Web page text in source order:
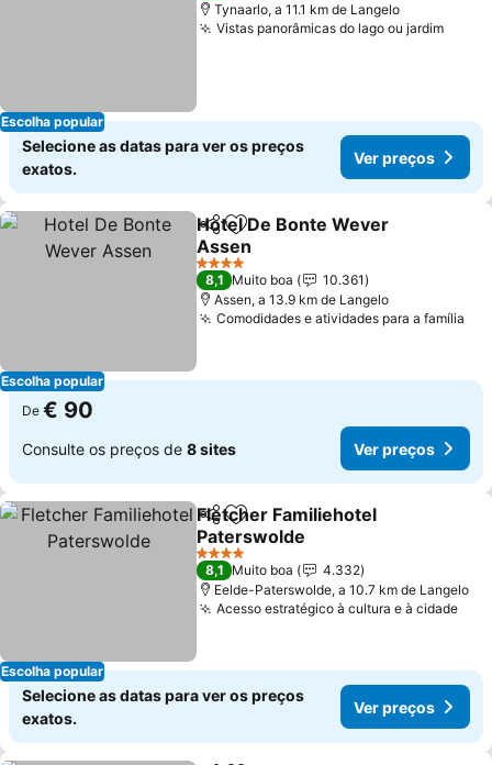
Escolha popular
Tynaarlo, a 11.1 km de Langelo
Vistas panorâmicas do lago ou jardim
Selecione as datas para ver os preços
exatos.
Ver preços
Escolha popular
PartilharAdicionar aos favoritos
Hotel De Bonte Wever
Assen
4 Estrelas
8,1 Muito boa
10.361
Assen, a 13.9 km de Langelo
Comodidades e atividades para a família
De € 90
Consulte os preços de 8 sites Ver preços
Escolha popular
PartilharAdicionar aos favoritos
Fletcher Familiehotel
Paterswolde
4 Estrelas
8,1 Muito boa
4.332
Eelde-Paterswolde, a 10.7 km de Langelo
Acesso estratégico à cultura e à cidade
Selecione as datas para ver os preços
exatos.
Ver preços